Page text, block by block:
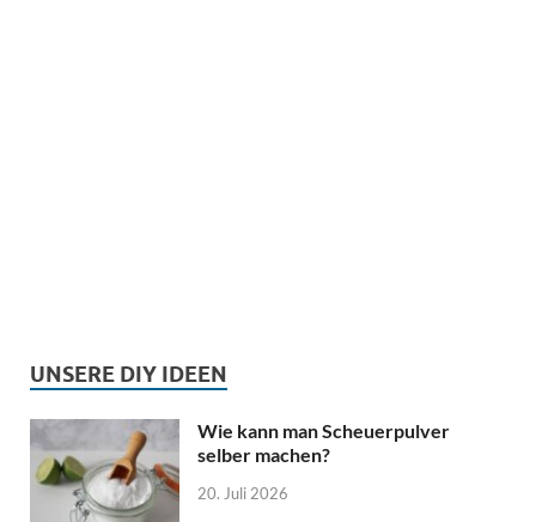
UNSERE DIY IDEEN
Wie kann man Scheuerpulver
selber machen?
20. Juli 2026